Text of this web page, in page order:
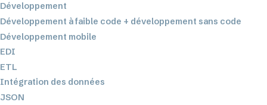
Développement
Développement à faible code + développement sans code
Développement mobile
EDI
ETL
Intégration des données
JSON